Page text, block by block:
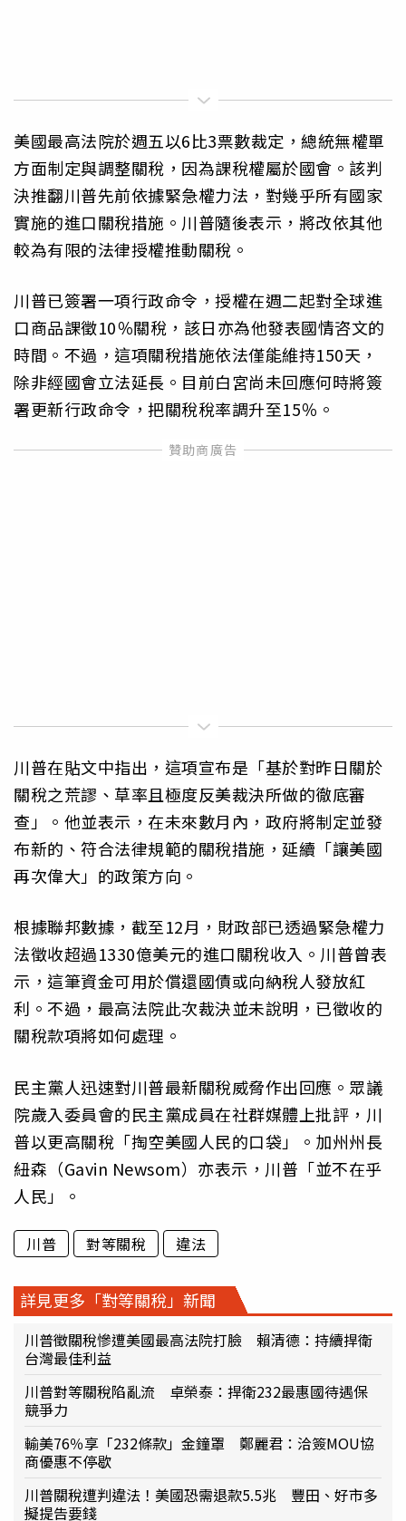
美國最高法院於週五以6比3票數裁定，總統無權單
方面制定與調整關稅，因為課稅權屬於國會。該判
決推翻川普先前依據緊急權力法，對幾乎所有國家
實施的進口關稅措施。川普隨後表示，將改依其他
較為有限的法律授權推動關稅。
川普已簽署一項行政命令，授權在週二起對全球進
口商品課徵10％關稅，該日亦為他發表國情咨文的
時間。不過，這項關稅措施依法僅能維持150天，
除非經國會立法延長。目前白宮尚未回應何時將簽
署更新行政命令，把關稅稅率調升至15％。
川普在貼文中指出，這項宣布是「基於對昨日關於
關稅之荒謬、草率且極度反美裁決所做的徹底審
查」。他並表示，在未來數月內，政府將制定並發
布新的、符合法律規範的關稅措施，延續「讓美國
再次偉大」的政策方向。
根據聯邦數據，截至12月，財政部已透過緊急權力
法徵收超過1330億美元的進口關稅收入。川普曾表
示，這筆資金可用於償還國債或向納稅人發放紅
利。不過，最高法院此次裁決並未說明，已徵收的
關稅款項將如何處理。
民主黨人迅速對川普最新關稅威脅作出回應。眾議
院歲入委員會的民主黨成員在社群媒體上批評，川
普以更高關稅「掏空美國人民的口袋」。加州州長
紐森（Gavin Newsom）亦表示，川普「並不在乎
人民」。
川普 對等關稅 違法
詳見更多「對等關稅」新聞
川普徵關稅慘遭美國最高法院打臉 賴清德：持續捍衛
台灣最佳利益
川普對等關稅陷亂流 卓榮泰：捍衛232最惠國待遇保
競爭力
輸美76％享「232條款」金鐘罩 鄭麗君：洽簽MOU協
商優惠不停歇
川普關稅遭判違法！美國恐需退款5.5兆 豐田、好市多
擬提告要錢